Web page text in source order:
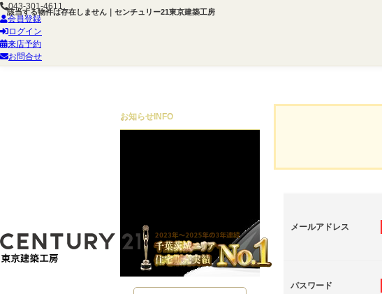
該当する物件は存在しません｜センチュリー21東京建築工房
043-301-4611
会員登録
ログイン
来店予約
お問合せ
メールアドレス
パスワード
お知らせ INFO